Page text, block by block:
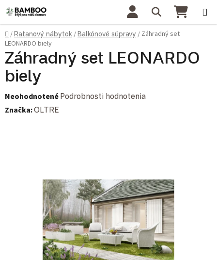
Prejsť na obsah Hľadať
Domov
/Ratanový nábytok /Balkónové súpravy / Záhradný set
LEONARDO biely
Záhradný set LEONARDO
biely
Priemerné hodnotenie produktu je 0,0 z 5 hviezdičiek.
Neohodnotené Podrobnosti hodnotenia
Značka:OLTRE